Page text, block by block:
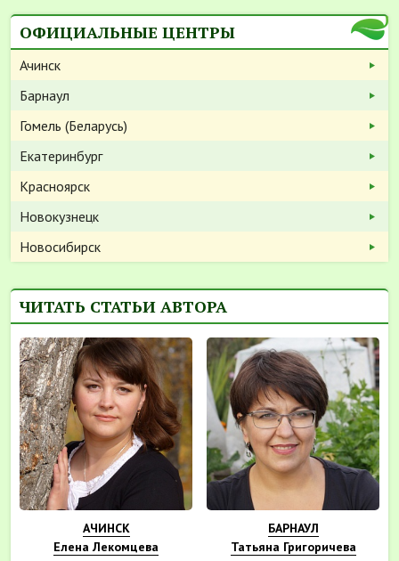
ОФИЦИАЛЬНЫЕ ЦЕНТРЫ
Ачинск
Барнаул
Гомель (Беларусь)
Екатеринбург
Красноярск
Новокузнецк
Новосибирск
ЧИТАТЬ СТАТЬИ АВТОРА
АЧИНСК
Елена Лекомцева
БАРНАУЛ
Татьяна Григоричева